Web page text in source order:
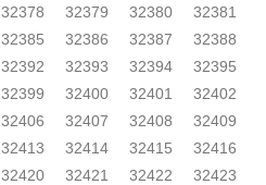
32378 32379 32380
32381
32385 32386 32387
32388
32392 32393 32394
32395
32399 32400 32401
32402
32406 32407 32408
32409
32413 32414 32415
32416
32420 32421 32422
32423